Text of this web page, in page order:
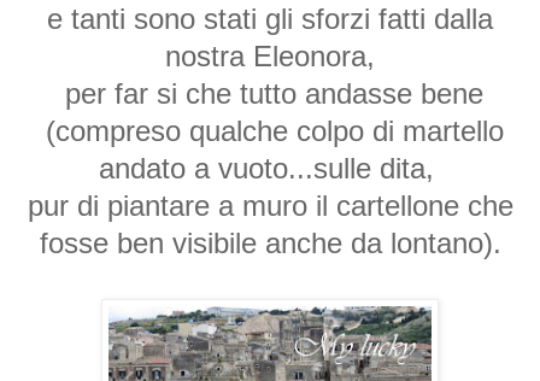
e tanti sono stati gli sforzi fatti dalla
nostra Eleonora,
per far si che tutto andasse bene
(compreso qualche colpo di martello
andato a vuoto...sulle dita,
pur di piantare a muro il cartellone che
fosse ben visibile anche da lontano).